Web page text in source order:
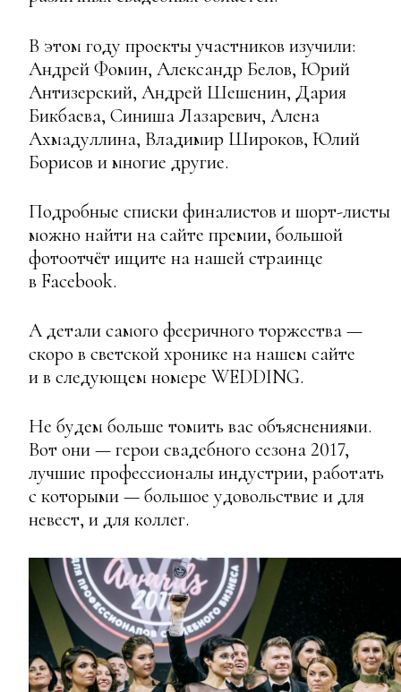
В этом году проекты участников изучили:
Андрей Фомин, Александр Белов, Юрий
Антизерский, Андрей Шешенин, Дария
Бикбаева, Синиша Лазаревич, Алена
Ахмадуллина, Владимир Широков, Юлий
Борисов и многие другие.
Подробные списки финалистов и шорт-листы
можно найти на сайте премии, большой
фотоотчёт ищите на нашей страинце
в Facebook.
А детали самого фееричного торжества —
скоро в светской хронике на нашем сайте
и в следующем номере WEDDING.
Не будем больше томить вас объяснениями.
Вот они — герои свадебного сезона 2017,
лучшие профессионалы индустрии, работать
с которыми — большое удовольствие и для
невест, и для коллег.